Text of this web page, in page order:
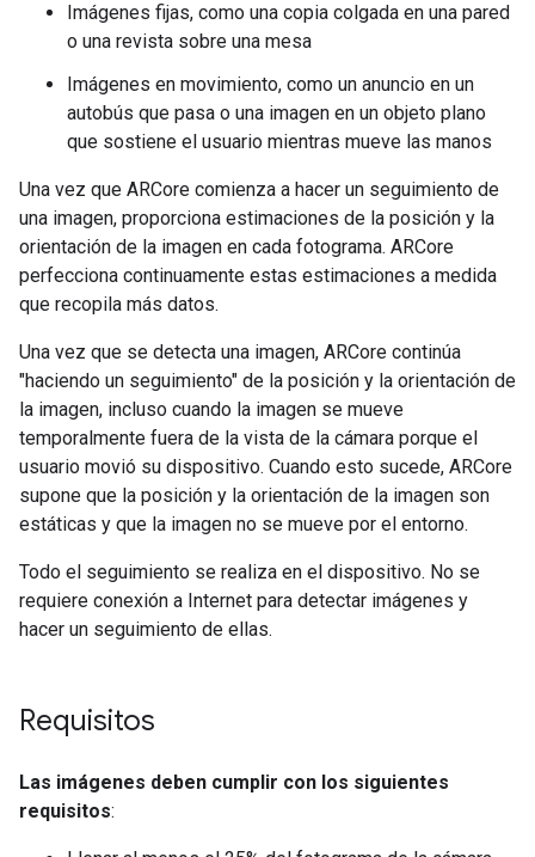
Imágenes fijas, como una copia colgada en una pared
o una revista sobre una mesa
Imágenes en movimiento, como un anuncio en un
autobús que pasa o una imagen en un objeto plano
que sostiene el usuario mientras mueve las manos
Una vez que ARCore comienza a hacer un seguimiento de
una imagen, proporciona estimaciones de la posición y la
orientación de la imagen en cada fotograma. ARCore
perfecciona continuamente estas estimaciones a medida
que recopila más datos.
Una vez que se detecta una imagen, ARCore continúa
"haciendo un seguimiento" de la posición y la orientación de
la imagen, incluso cuando la imagen se mueve
temporalmente fuera de la vista de la cámara porque el
usuario movió su dispositivo. Cuando esto sucede, ARCore
supone que la posición y la orientación de la imagen son
estáticas y que la imagen no se mueve por el entorno.
Todo el seguimiento se realiza en el dispositivo. No se
requiere conexión a Internet para detectar imágenes y
hacer un seguimiento de ellas.
Requisitos
Las imágenes deben cumplir con los siguientes
requisitos: